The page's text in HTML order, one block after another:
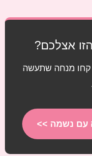
אצלכם?
מנחה שתעשה
עם נשמה >>